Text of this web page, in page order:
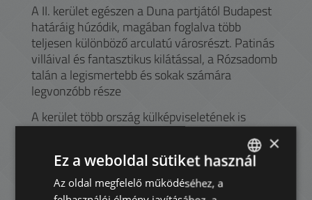
A II. kerület egészen a Duna partjától Budapest
határáig húzódik, magában foglalva több
teljesen különböző arculatú városrészt. Patinás
villáival és fantasztikus kilátással, a Rózsadomb
talán a legismertebb és sokak számára
legvonzóbb része
A kerület több ország külképviseletének is
otthont ad, diplomaták, illetve multinacionális
cégek kiküldetésben levő alkalmazottai között is
népszerű. Sokan a nemzetközi iskolák
(American International School of
×
Ez a weboldal sütiket használ
Az oldal megfelelő működéséhez, a